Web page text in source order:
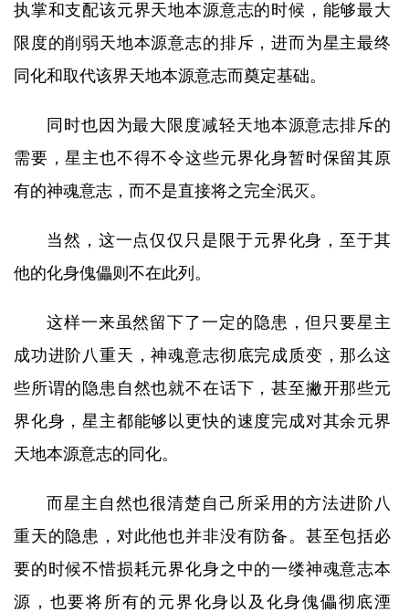
执掌和支配该元界天地本源意志的时候，能够最大
限度的削弱天地本源意志的排斥，进而为星主最终
同化和取代该界天地本源意志而奠定基础。
同时也因为最大限度减轻天地本源意志排斥的
需要，星主也不得不令这些元界化身暂时保留其原
有的神魂意志，而不是直接将之完全泯灭。
当然，这一点仅仅只是限于元界化身，至于其
他的化身傀儡则不在此列。
这样一来虽然留下了一定的隐患，但只要星主
成功进阶八重天，神魂意志彻底完成质变，那么这
些所谓的隐患自然也就不在话下，甚至撇开那些元
界化身，星主都能够以更快的速度完成对其余元界
天地本源意志的同化。
而星主自然也很清楚自己所采用的方法进阶八
重天的隐患，对此他也并非没有防备。甚至包括必
要的时候不惜损耗元界化身之中的一缕神魂意志本
源，也要将所有的元界化身以及化身傀儡彻底湮